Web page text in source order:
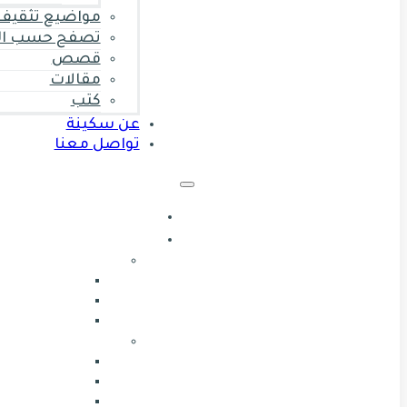
مواضيع
تصفح حسب
قصص
مقالات
كتب
عن سكينة
تواصل معنا